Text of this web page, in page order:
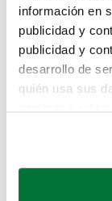
información en
publicidad y
publicidad y
desarrollo de
quién usa sus
Si lo permite,
Pero
estás
enlaces:
Coches de